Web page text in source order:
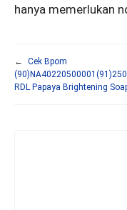
hanya memerlukan
←
Cek Bpom
RDL Papaya Brightening